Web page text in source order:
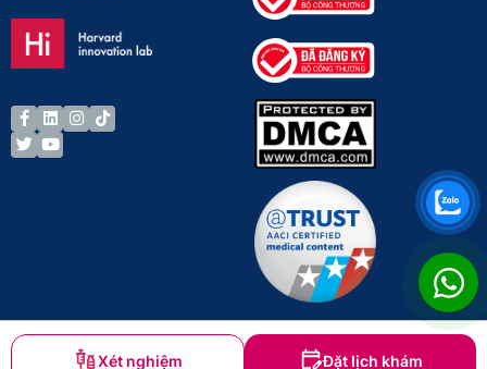
Xét nghiệm Đặt lịch khám
Bản quyền © Docosan 2023